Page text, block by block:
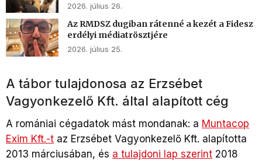
2026. július 26.
Az RMDSZ dugiban rátenné a kezét a Fidesz
erdélyi médiatrösztjére
2026. július 25.
A tábor tulajdonosa az Erzsébet
Vagyonkezelő Kft. által alapított cég
A romániai cégadatok mást mondanak: a Muntacop
Exim Kft.-t az Erzsébet Vagyonkezelő Kft. alapította
2013 márciusában, és a tulajdoni lap szerint 2018